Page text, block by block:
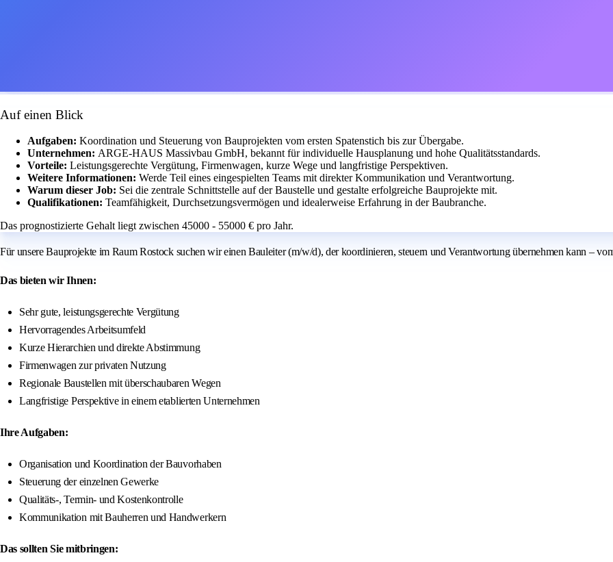
Auf einen Blick
Aufgaben: Koordination und Steuerung von Bauprojekten vom ersten Spatenstich bis zur Übergabe.
Unternehmen: ARGE-HAUS Massivbau GmbH, bekannt für individuelle Hausplanung und hohe Qualitätsstandards.
Vorteile: Leistungsgerechte Vergütung, Firmenwagen, kurze Wege und langfristige Perspektiven.
Weitere Informationen: Werde Teil eines eingespielten Teams mit direkter Kommunikation und Verantwortung.
Warum dieser Job: Sei die zentrale Schnittstelle auf der Baustelle und gestalte erfolgreiche Bauprojekte mit.
Qualifikationen: Teamfähigkeit, Durchsetzungsvermögen und idealerweise Erfahrung in der Baubranche.
Das prognostizierte Gehalt liegt zwischen 45000 - 55000 € pro Jahr.
Für unsere Bauprojekte im Raum Rostock suchen wir einen Bauleiter (m/w/d), der koordinieren, steuern und Verantwortung übernehmen kann –
Das bieten wir Ihnen:
Sehr gute, leistungsgerechte Vergütung
Hervorragendes Arbeitsumfeld
Kurze Hierarchien und direkte Abstimmung
Firmenwagen zur privaten Nutzung
Regionale Baustellen mit überschaubaren Wegen
Langfristige Perspektive in einem etablierten Unternehmen
Ihre Aufgaben:
Organisation und Koordination der Bauvorhaben
Steuerung der einzelnen Gewerke
Qualitäts-, Termin- und Kostenkontrolle
Kommunikation mit Bauherren und Handwerkern
Das sollten Sie mitbringen: